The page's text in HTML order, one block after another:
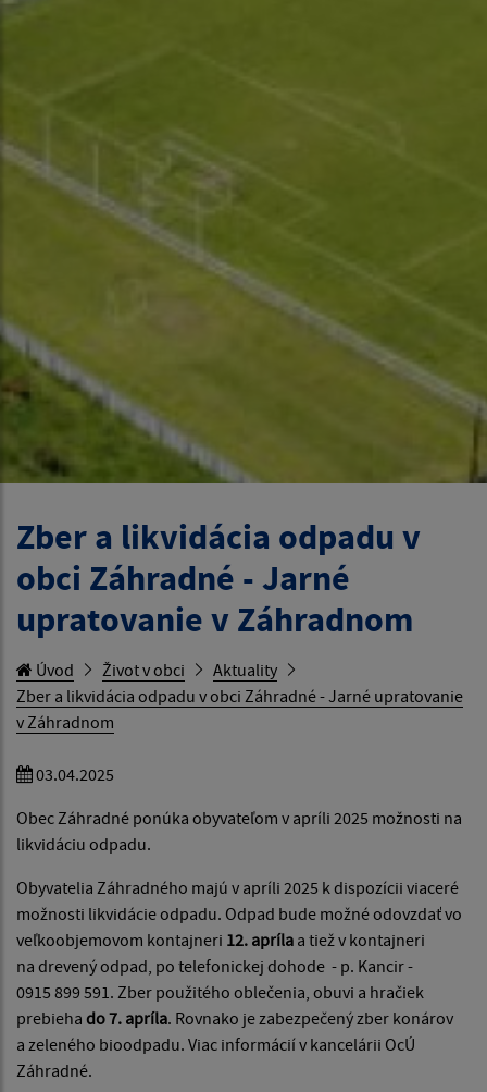
Zber a likvidácia odpadu v
obci Záhradné - Jarné
upratovanie v Záhradnom
Úvod Život v obci
Aktuality
Zber a likvidácia odpadu v obci Záhradné - Jarné upratovanie
v Záhradnom
03.04.2025
Obec Záhradné ponúka obyvateľom v apríli 2025 možnosti na
likvidáciu odpadu.
Obyvatelia Záhradného majú v apríli 2025 k dispozícii viaceré
možnosti likvidácie odpadu. Odpad bude možné odovzdať vo
veľkoobjemovom kontajneri 12. apríla a tiež v kontajneri
na drevený odpad, po telefonickej dohode - p. Kancir -
0915 899 591. Zber použitého oblečenia, obuvi a hračiek
prebieha do 7. apríla. Rovnako je zabezpečený zber konárov
a zeleného bioodpadu. Viac informácií v kancelárii OcÚ
Záhradné.